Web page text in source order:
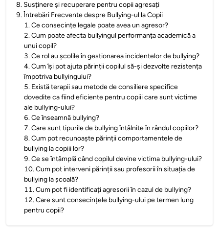
8. Susținere și recuperare pentru copii agresați
9.Întrebări Frecvente despre Bullying-ul la Copii
1.Ce consecințe legale poate avea un agresor?
2.Cum poate afecta bullyingul performanța academică a
unui copil?
3.Ce rol au școlile în gestionarea incidentelor de bullying?
4.Cum își pot ajuta părinții copilul să-și dezvolte rezistența
împotriva bullyingului?
5. Există terapii sau metode de consiliere specifice
dovedite ca fiind eficiente pentru copiii care sunt victime
ale bullying-ului?
6.Ce înseamnă bullying?
7.Care sunt tipurile de bullying întâlnite în rândul copiilor?
8.Cum pot recunoaște părinții comportamentele de
bullying la copiii lor?
9.Ce se întâmplă când copilul devine victima bullying-ului?
10.Cum pot interveni părinții sau profesorii în situația de
bullying la școală?
11.Cum pot fi identificați agresorii în cazul de bullying?
12.Care sunt consecințele bullying-ului pe termen lung
pentru copii?